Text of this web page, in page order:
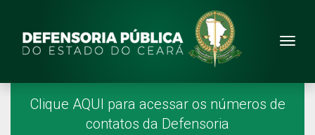
Site da Defensoria
Menu Principal
Página Inicial
Clique AQUI para acessar os números de
contatos da Defensoria